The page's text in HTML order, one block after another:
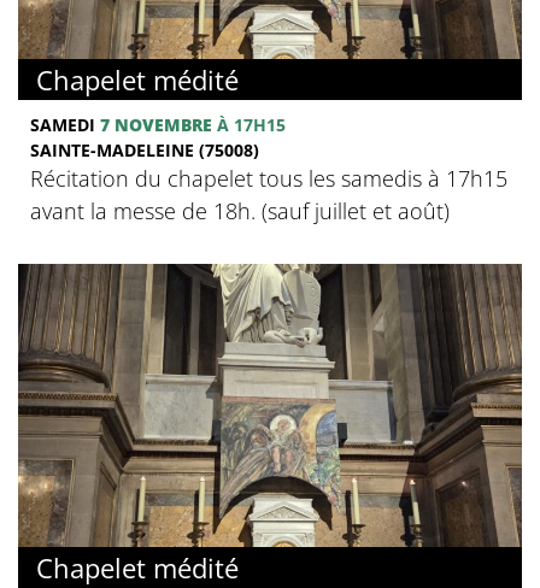
Chapelet médité
SAMEDI 7 NOVEMBRE À 17H15
SAINTE-MADELEINE (75008)
Récitation du chapelet tous les samedis à 17h15
avant la messe de 18h. (sauf juillet et août)
Chapelet médité